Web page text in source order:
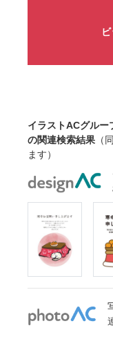
イラストACグルー
の関連検索結果 （
ます）